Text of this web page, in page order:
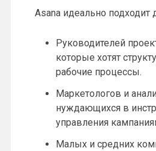
Asana идеально подходит
Руководителей
которые хотят
рабочие процессы.
Маркетологов и
нуждающихся в
управления
Малых и средних